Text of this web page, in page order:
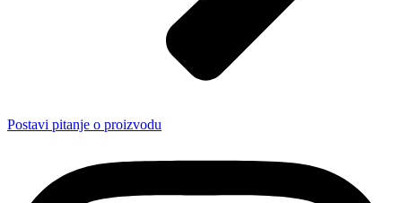
Postavi pitanje o proizvodu